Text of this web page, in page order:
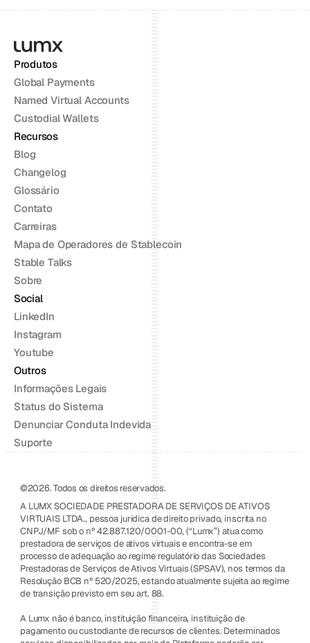
Produtos
Global Payments
Named Virtual Accounts
Custodial Wallets
Recursos
Blog
Changelog
Glossário
Contato
Carreiras
Mapa de Operadores de Stablecoin
Stable Talks
Sobre
Social
LinkedIn
Instagram
Youtube
Outros
Informações Legais
Status do Sistema
Denunciar Conduta Indevida
Suporte
©2026. Todos os direitos reservados.
A LUMX SOCIEDADE PRESTADORA DE SERVIÇOS DE ATIVOS
VIRTUAIS LTDA., pessoa jurídica de direito privado, inscrita no
CNPJ/MF sob o nº 42.887.120/0001-00, (“Lumx”) atua como
prestadora de serviços de ativos virtuais e encontra-se em
processo de adequação ao regime regulatório das Sociedades
Prestadoras de Serviços de Ativos Virtuais (SPSAV), nos termos da
Resolução BCB nº 520/2025, estando atualmente sujeita ao regime
de transição previsto em seu art. 88.
A Lumx não é banco, instituição financeira, instituição de
pagamento ou custodiante de recursos de clientes. Determinados